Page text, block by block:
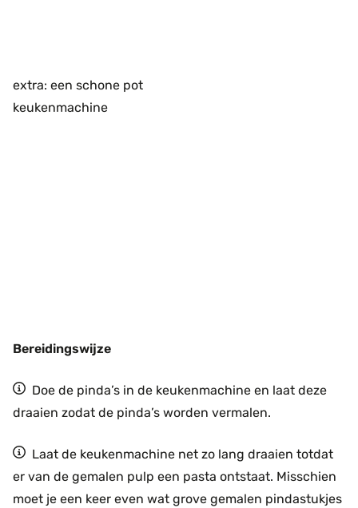
extra: een schone pot
keukenmachine
Bereidingswijze
Doe de pinda’s in de keukenmachine en laat deze
draaien zodat de pinda’s worden vermalen.
Laat de keukenmachine net zo lang draaien totdat
er van de gemalen pulp een pasta ontstaat. Misschien
moet je een keer even wat grove gemalen pindastukjes